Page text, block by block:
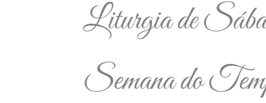
Liturgia de
Semana do